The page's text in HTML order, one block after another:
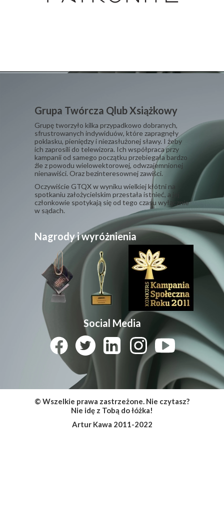
Grupa Twórcza Qlub Xsiążkowy
Grupę tworzyło kilka przypadkowo dobranych,
sfrustrowanych indywiduów, które zapragnęły
poklasku, pieniędzy i niezasłużonej sławy. I żeby
ich zaprosili do telewizora. Ich współpraca przy
kampanii od samego początku przebiegała bardzo
źle z powodu wielowektorowej, odwzajemnionej
nienawiści. Oraz bezinteresownej zawiści.
​Oczywiście GTQX w wyniku wielkiej kłótni na
spotkaniu założycielskim przestała istnieć, a jej
członkowie spotykają się od tego czasu wyłącznie
w sądach.
Social Media
Nagrody i wyróżnienia
© Wszelkie prawa zastrzeżone. Nie czytasz?
Nie idę z Tobą do łóżka!
Artur Kawa 2011-2022